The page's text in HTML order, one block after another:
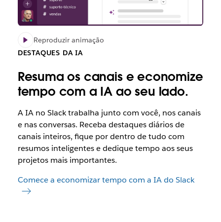
Reproduzir animação
DESTAQUES DA IA
Resuma os canais e economize
tempo com a IA ao seu lado.
A IA no Slack trabalha junto com você, nos canais
e nas conversas. Receba destaques diários de
canais inteiros, fique por dentro de tudo com
resumos inteligentes e dedique tempo aos seus
projetos mais importantes.
Comece a economizar tempo com a IA do Slack